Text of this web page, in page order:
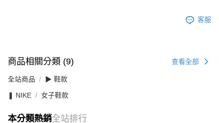
客服
商品相關分類 (9) 查看全部
全站商品 ▶ 鞋款
❚ NIKE 女子鞋款
本分類熱銷全站排行